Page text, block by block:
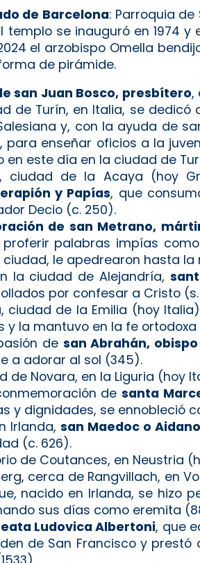
de Barcelona: Parroquia
templo se inauguró en 1974
el arzobispo Omella
de pirámide.
san Juan Bosco, presbítero,
de Turín, en Italia, se
y, con la ayuda de
para enseñar oficios a la
en este día en la ciudad de
ciudad de la Acaya (hoy
y Papías, que
Decio (c. 250).
de san Metrano,
palabras impías
le apedrearon hasta la
la ciudad de Alejandría,
por confesar a Cristo (s.
ciudad de la Emilia (hoy
y la mantuvo en la fe ortodoxa
de san Abrahán, obispo
a adorar al sol (345).
de Novara, en la Liguria (hoy
desanta
y dignidades, se ennobleció
Irlanda,san Maedoc o
(c. 626).
de Coutances, en Neustria
cerca de Rangvillach, en
nacido en Irlanda, se hizo
sus días como eremita
Ludovica Albertoni, que
de San Francisco y